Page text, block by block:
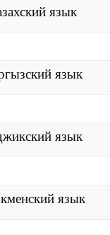
язык
язык
язык
язык